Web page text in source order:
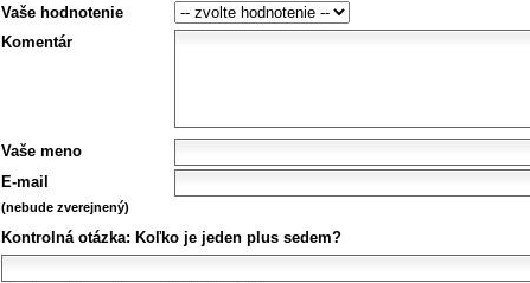
Vaše hodnotenie
Komentár
Vaše meno
E-mail
(nebude zverejnený)
Kontrolná otázka: Koľko je jeden plus sedem?